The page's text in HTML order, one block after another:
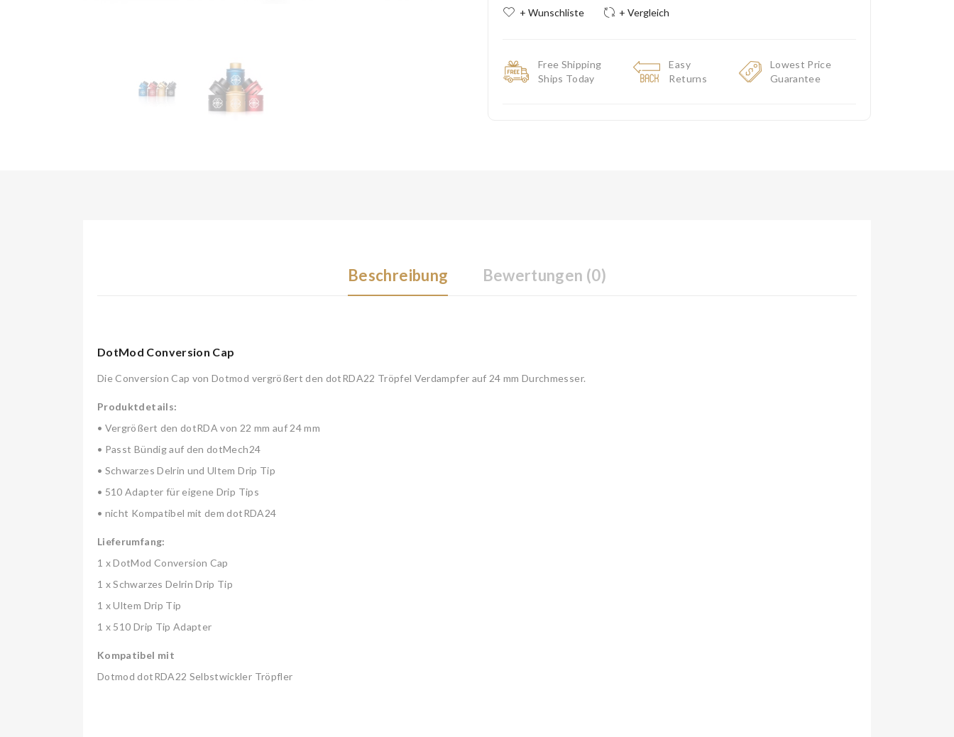
+ Wunschliste + Vergleich
Free Shipping
Ships Today
Easy
Returns
Lowest Price
Guarantee
Beschreibung Bewertungen (0)
DotMod Conversion Cap
Die Conversion Cap von Dotmod vergrößert den dotRDA22 Tröpfel Verdampfer auf 24 mm Durchmesser.
Produktdetails:
• Vergrößert den dotRDA von 22 mm auf 24 mm
• Passt Bündig auf den dotMech24
• Schwarzes Delrin und Ultem Drip Tip
• 510 Adapter für eigene Drip Tips
• nicht Kompatibel mit dem dotRDA24
Lieferumfang:
1 x DotMod Conversion Cap
1 x Schwarzes Delrin Drip Tip
1 x Ultem Drip Tip
1 x 510 Drip Tip Adapter
Kompatibel mit
Dotmod dotRDA22 Selbstwickler Tröpfler